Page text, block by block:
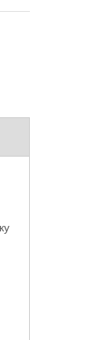
управления